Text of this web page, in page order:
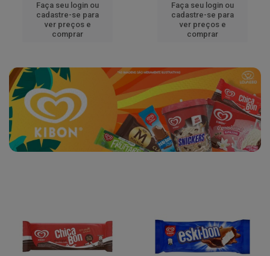
Faça seu login ou
cadastre-se para
ver preços e
comprar
Faça seu login ou
cadastre-se para
ver preços e
comprar